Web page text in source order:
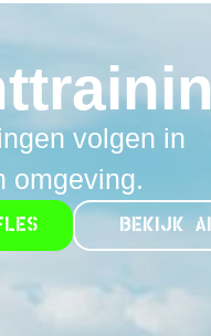
volgen in
omgeving.
BEKIJK